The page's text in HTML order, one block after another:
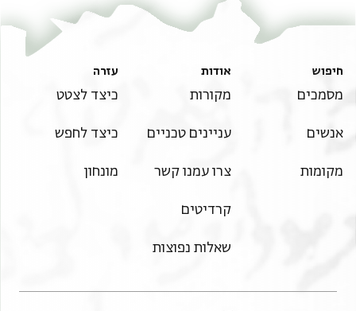
חיפוש
מסמכים
אנשים
מקומות
אודות
מקורות
עניינים טכניים
צרו עמנו קשר
קרדיטים
שאלות נפוצות
עזרה
כיצד לצטט
כיצד לחפש
מונחון